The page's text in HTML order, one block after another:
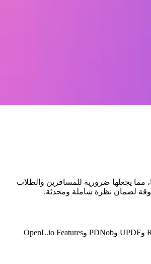
مما يجعلها ضرورية للمسافرين والطلاب
يعتمد التقييم على مقالات ومراجعات من منصات التكنولوجيا الرائدة، والتي تم تحديثها في أواخر عام 2024 وأوائل عام 2025. تشمل المصادر الرئيسية Rapid Translate وUPDF وPDNob وOpenL.io Features